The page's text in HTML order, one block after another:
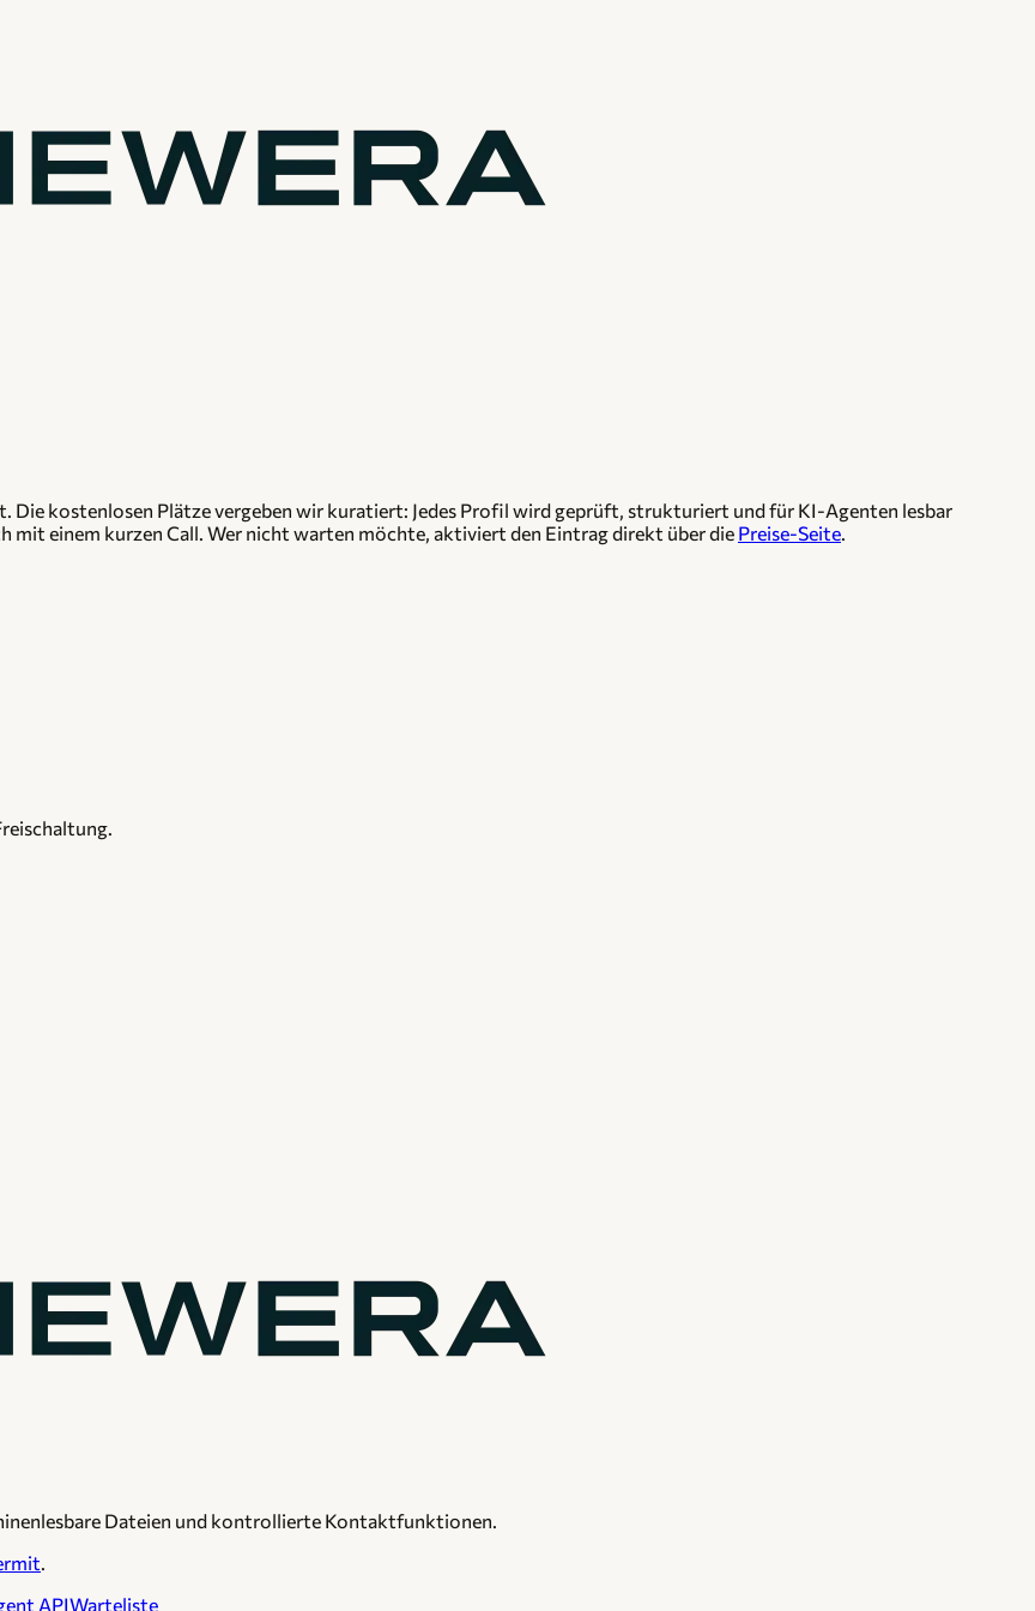
Die kostenlosen Plätze vergeben wir kuratiert: Jedes Profil wird geprüft, strukturiert und für KI-Agenten lesbar
mit einem kurzen Call. Wer nicht warten möchte, aktiviert den Eintrag direkt über die Preise-Seite.
Dateien und kontrollierte Kontaktfunktionen.
.
APIWarteliste